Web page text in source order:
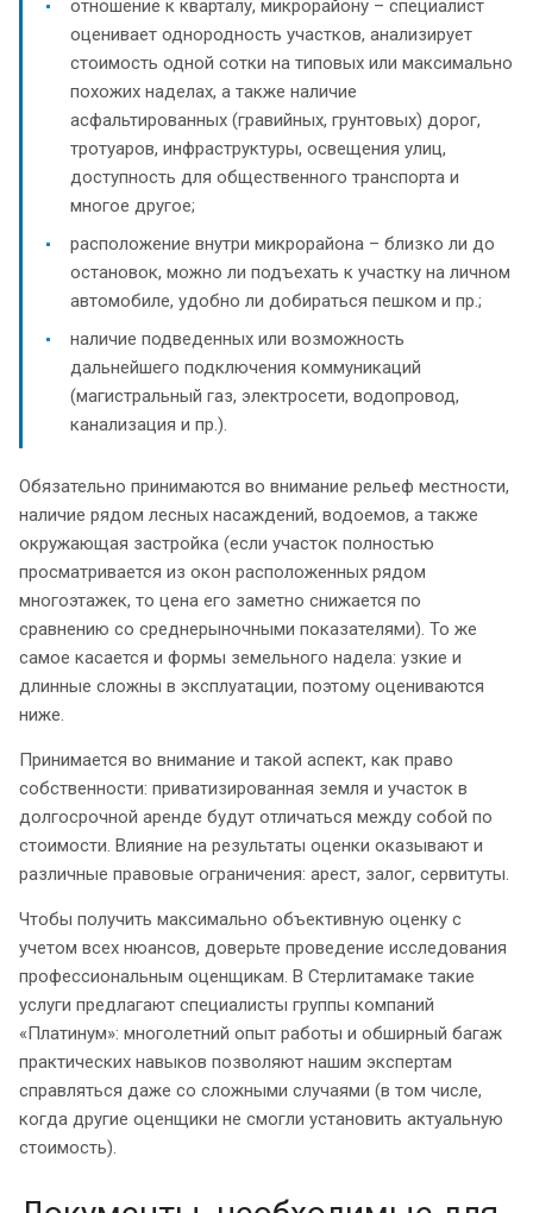
отношение к кварталу, микрорайону – специалист
оценивает однородность участков, анализирует
стоимость одной сотки на типовых или максимально
похожих наделах, а также наличие
асфальтированных (гравийных, грунтовых) дорог,
тротуаров, инфраструктуры, освещения улиц,
доступность для общественного транспорта и
многое другое;
расположение внутри микрорайона – близко ли до
остановок, можно ли подъехать к участку на личном
автомобиле, удобно ли добираться пешком и пр.;
наличие подведенных или возможность
дальнейшего подключения коммуникаций
(магистральный газ, электросети, водопровод,
канализация и пр.).
Обязательно принимаются во внимание рельеф местности,
наличие рядом лесных насаждений, водоемов, а также
окружающая застройка (если участок полностью
просматривается из окон расположенных рядом
многоэтажек, то цена его заметно снижается по
сравнению со среднерыночными показателями). То же
самое касается и формы земельного надела: узкие и
длинные сложны в эксплуатации, поэтому оцениваются
ниже.
Принимается во внимание и такой аспект, как право
собственности: приватизированная земля и участок в
долгосрочной аренде будут отличаться между собой по
стоимости. Влияние на результаты оценки оказывают и
различные правовые ограничения: арест, залог, сервитуты.
Чтобы получить максимально объективную оценку с
учетом всех нюансов, доверьте проведение исследования
профессиональным оценщикам. В Стерлитамаке такие
услуги предлагают специалисты группы компаний
«Платинум»: многолетний опыт работы и обширный багаж
практических навыков позволяют нашим экспертам
справляться даже со сложными случаями (в том числе,
когда другие оценщики не смогли установить актуальную
стоимость).